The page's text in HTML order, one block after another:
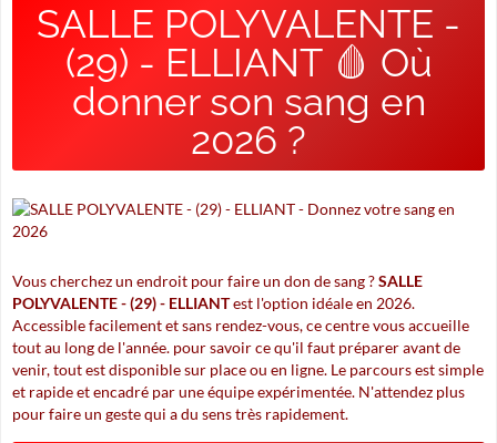
SALLE POLYVALENTE -
(29) - ELLIANT 🩸 Où
donner son sang en
2026 ?
Vous cherchez un endroit pour faire un don de sang ?SALLE
POLYVALENTE - (29) - ELLIANTest l'option idéale en 2026.
Accessible facilement et sans rendez-vous, ce centre vous accueille
tout au long de l'année. pour savoir ce qu'il faut préparer avant de
venir, tout est disponible sur place ou en ligne. Le parcours est simple
et rapide et encadré par une équipe expérimentée. N'attendez plus
pour faire un geste qui a du sens très rapidement.